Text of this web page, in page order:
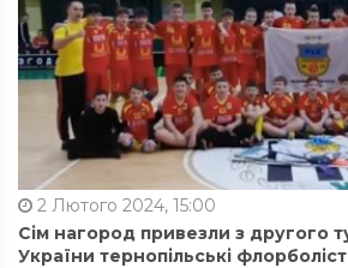
2 Лютого 2024, 15:00
Сім нагород привезли з другого
України тернопільські